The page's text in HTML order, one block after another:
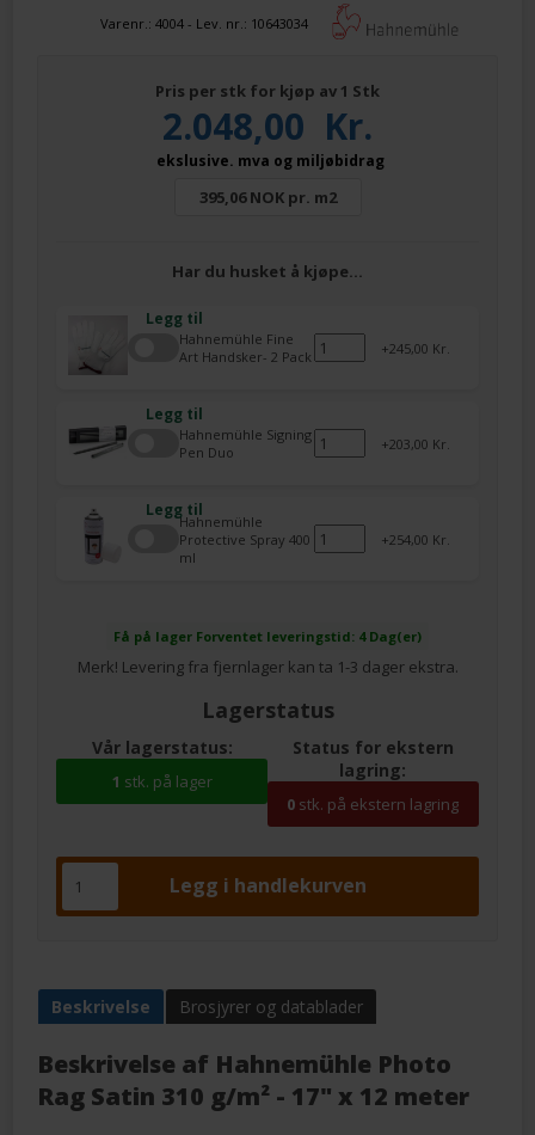
Varenr.:4004 - Lev. nr.: 10643034
Pris per stk for kjøp av 1 Stk
2.048,00 Kr.
ekslusive. mva og miljøbidrag
395,06 NOK pr. m2
Har du husket å kjøpe…
Legg til
Hahnemühle Fine
Art Handsker- 2 Pack
245,00 Kr.
Legg til
Hahnemühle Signing
Pen Duo
203,00 Kr.
Legg til
Hahnemühle
Protective Spray 400
ml
254,00 Kr.
Få på lager Forventet leveringstid: 4 Dag(er)
Merk! Levering fra fjernlager kan ta 1-3 dager ekstra.
Lagerstatus
Vår lagerstatus:
1 stk. på lager
Status for ekstern
lagring:
0 stk. på ekstern lagring
Beskrivelse Brosjyrer og datablader
Beskrivelse af Hahnemühle Photo
Rag Satin 310 g/m² - 17" x 12 meter